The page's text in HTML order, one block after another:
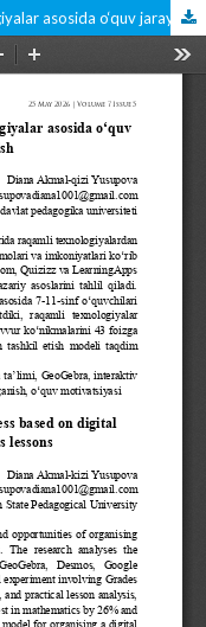
Matematika darslarida raqamli texnologiyalar asosida o‘quv jarayonini tashkil etish